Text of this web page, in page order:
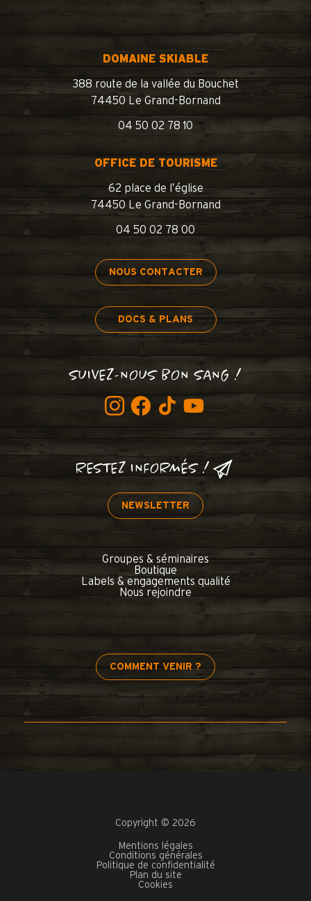
DOMAINE SKIABLE
388 route de la vallée du Bouchet
74450 Le Grand-Bornand
04 50 02 78 10
OFFICE DE TOURISME
62 place de l’église
74450 Le Grand-Bornand
04 50 02 78 00
NOUS CONTACTER
DOCS & PLANS
SUIVEZ-NOUS BON SANG !
RESTEZ INFORMÉS !
NEWSLETTER
Groupes & séminaires
Boutique
Labels & engagements qualité
Nous rejoindre
COMMENT VENIR ?
Copyright © 2026
Mentions légales
Conditions générales
Politique de confidentialité
Plan du site
Cookies